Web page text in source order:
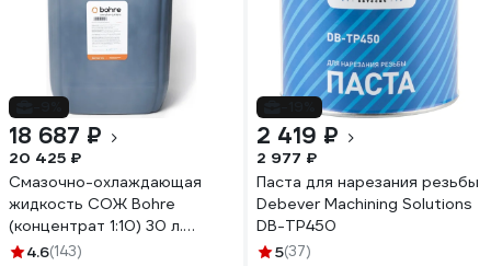
18 687 ₽
20 425 ₽
Смазочно-охлаждающая
жидкость СОЖ Bohre
(концентрат 1:10) 30 л.
КБ003199
4.6(143)
2 419 ₽
2 977 ₽
Паста для нарезания резьбы
Debever Machining Solutions
DB-TP450
5(37)